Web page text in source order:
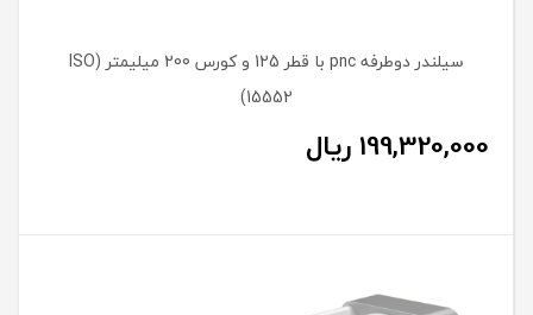
سیلندر دوطرفه pnc با قطر 125 و کورس 200 میلیمتر (ISO
15552)
199,320,000 ریال